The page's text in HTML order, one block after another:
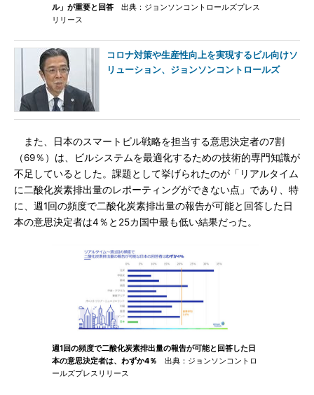
ル」が重要と回答 出典：ジョンソンコントロールズプレス
リリース
コロナ対策や生産性向上を実現するビル向けソ
リューション、ジョンソンコントロールズ
また、日本のスマートビル戦略を担当する意思決定者の7割
（69％）は、ビルシステムを最適化するための技術的専門知識が
不足しているとした。課題として挙げられたのが「リアルタイム
に二酸化炭素排出量のレポーティングができない点」であり、特
に、週1回の頻度で二酸化炭素排出量の報告が可能と回答した日
本の意思決定者は4％と25カ国中最も低い結果だった。
週1回の頻度で二酸化炭素排出量の報告が可能と回答した日
本の意思決定者は、わずか4％ 出典：ジョンソンコントロ
ールズプレスリリース